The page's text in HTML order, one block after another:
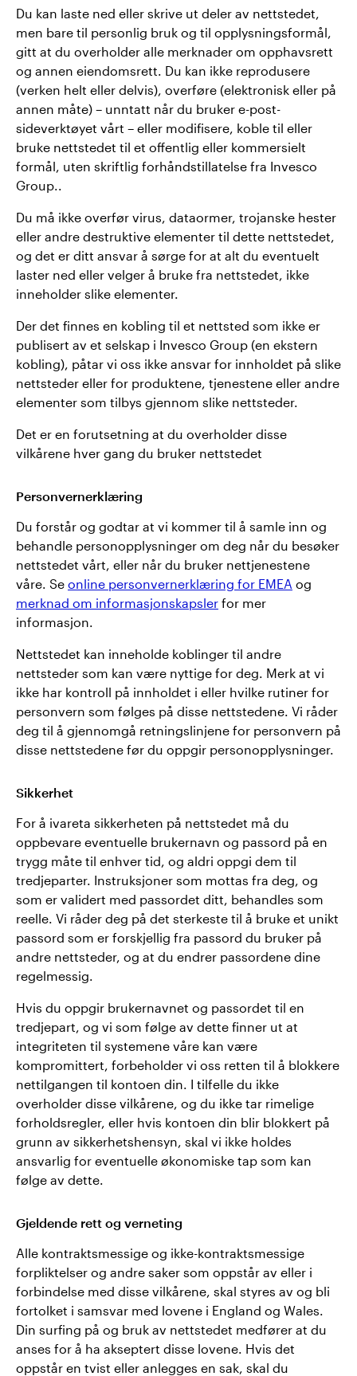
Du kan laste ned eller skrive ut deler av nettstedet,
men bare til personlig bruk og til opplysningsformål,
gitt at du overholder alle merknader om opphavsrett
og annen eiendomsrett. Du kan ikke reprodusere
(verken helt eller delvis), overføre (elektronisk eller på
annen måte) – unntatt når du bruker e-post-
sideverktøyet vårt – eller modifisere, koble til eller
bruke nettstedet til et offentlig eller kommersielt
formål, uten skriftlig forhåndstillatelse fra Invesco
Group..
Du må ikke overfør virus, dataormer, trojanske hester
eller andre destruktive elementer til dette nettstedet,
og det er ditt ansvar å sørge for at alt du eventuelt
laster ned eller velger å bruke fra nettstedet, ikke
inneholder slike elementer.
Der det finnes en kobling til et nettsted som ikke er
publisert av et selskap i Invesco Group (en ekstern
kobling), påtar vi oss ikke ansvar for innholdet på slike
nettsteder eller for produktene, tjenestene eller andre
elementer som tilbys gjennom slike nettsteder.
Det er en forutsetning at du overholder disse
vilkårene hver gang du bruker nettstedet
Personvernerklæring
Du forstår og godtar at vi kommer til å samle inn og
behandle personopplysninger om deg når du besøker
nettstedet vårt, eller når du bruker nettjenestene
våre. Se online personvernerklæring for EMEA og
merknad om informasjonskapsler for mer
informasjon.
Nettstedet kan inneholde koblinger til andre
nettsteder som kan være nyttige for deg. Merk at vi
ikke har kontroll på innholdet i eller hvilke rutiner for
personvern som følges på disse nettstedene. Vi råder
deg til å gjennomgå retningslinjene for personvern på
disse nettstedene før du oppgir personopplysninger.
Sikkerhet
For å ivareta sikkerheten på nettstedet må du
oppbevare eventuelle brukernavn og passord på en
trygg måte til enhver tid, og aldri oppgi dem til
tredjeparter. Instruksjoner som mottas fra deg, og
som er validert med passordet ditt, behandles som
reelle. Vi råder deg på det sterkeste til å bruke et unikt
passord som er forskjellig fra passord du bruker på
andre nettsteder, og at du endrer passordene dine
regelmessig.
Hvis du oppgir brukernavnet og passordet til en
tredjepart, og vi som følge av dette finner ut at
integriteten til systemene våre kan være
kompromittert, forbeholder vi oss retten til å blokkere
nettilgangen til kontoen din. I tilfelle du ikke
overholder disse vilkårene, og du ikke tar rimelige
forholdsregler, eller hvis kontoen din blir blokkert på
grunn av sikkerhetshensyn, skal vi ikke holdes
ansvarlig for eventuelle økonomiske tap som kan
følge av dette.
Gjeldende rett og verneting
Alle kontraktsmessige og ikke-kontraktsmessige
forpliktelser og andre saker som oppstår av eller i
forbindelse med disse vilkårene, skal styres av og bli
fortolket i samsvar med lovene i England og Wales.
Din surfing på og bruk av nettstedet medfører at du
anses for å ha akseptert disse lovene. Hvis det
oppstår en tvist eller anlegges en sak, skal du